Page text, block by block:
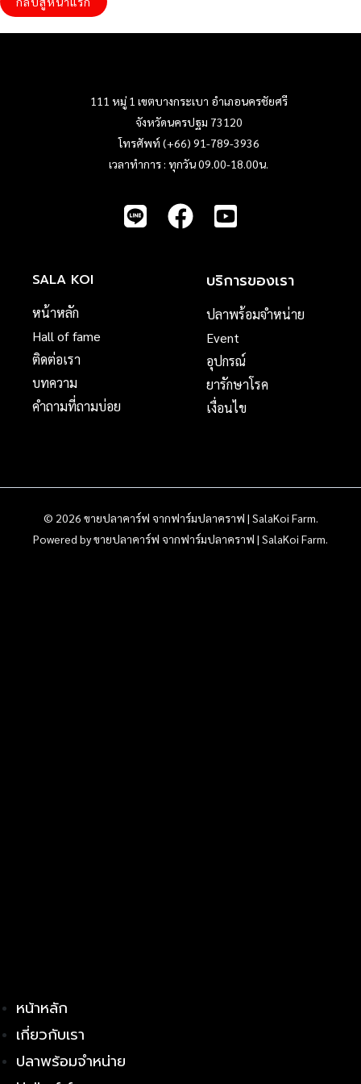
111 หมู่ 1 เขตบางกระเบา อำเภอนครชัยศรี
จังหวัดนครปฐม 73120
โทรศัพท์ (+66) 91-789-3936
เวลาทำการ : ทุกวัน 09.00-18.00น.
SALA KOI
หน้าหลัก
Hall of fame
ติดต่อเรา
บทความ
คำถามที่ถามบ่อย
บริการของเรา
ปลาพร้อมจำหน่าย
Event
อุปกรณ์
ยารักษาโรค
เงื่อนไข
© 2026 ขายปลาคาร์ฟ จากฟาร์มปลาคราฟ | SalaKoi Farm.
Powered by ขายปลาคาร์ฟ จากฟาร์มปลาคราฟ | SalaKoi Farm.
หน้าหลัก
เกี่ยวกับเรา
ปลาพร้อมจำหน่าย